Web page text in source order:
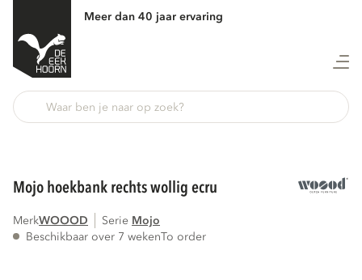
Meer dan 40 jaar ervaring
mojo hoekbank rechts wollig ecru
MerkWOOOD Serie
mojo
Beschikbaar over 7 wekenTo order